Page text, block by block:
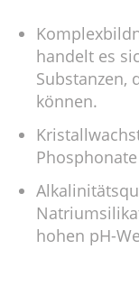
handelt es
Substanzen,
können.
hohen pH-